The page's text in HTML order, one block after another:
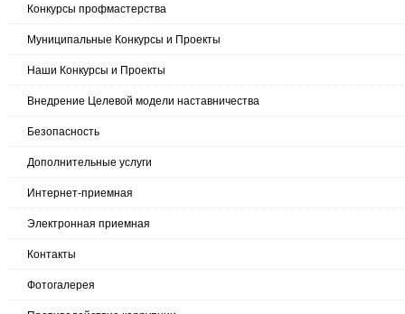
Конкурсы профмастерства
Муниципальные Конкурсы и Проекты
Наши Конкурсы и Проекты
Внедрение Целевой модели наставничества
Безопасность
Дополнительные услуги
Интернет-приемная
Электронная приемная
Контакты
Фотогалерея